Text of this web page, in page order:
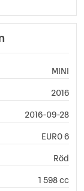
MINI
2016
2016-09-28
EURO 6
Röd
1 598 cc